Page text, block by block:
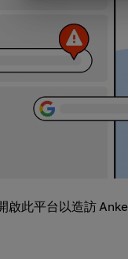
此平台以造訪